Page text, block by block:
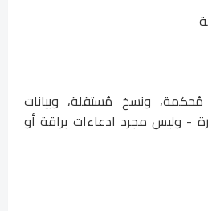
ونسخ مُستقلة، وبيانات
- وليس مجرد ادعاءات براقة أو